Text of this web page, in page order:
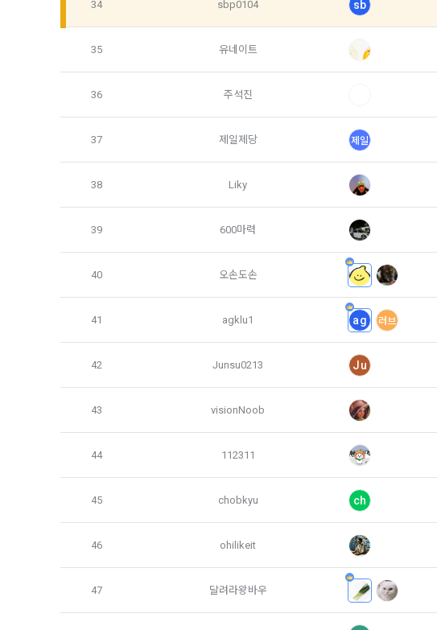
3. 서비스의 이용은 “회사”
제 8 조 (회원 정보 노출)
1. “회사”는 “인재회원”이 ‘
업회원”(채용 의뢰 기업)에게
에 동의한 것으로 간주하며
수 있다.
3. "회사"는 안정적인 서비
제 9 조 (구매신청 및 개인정
1. “회원”은 “사이트” 상에
가. 재화 및 서비스 등의 검색
나. 회원의 성명, 주소, 전화
다. 약관 내용, 청약철회권
라. 이 약관에 동의하고 위
마. 재화 및 서비스 등의 구
2. “사이트”가 제3자에게
인정보를 제공받는 자의 개
의 개인정보 보유 및 이용
5) 데이콘과 제휴한 외부
6) 기기정보와 같은 생성정
4. 수집한 개인정보의 이용
데이콘 및 데이콘 관련 제반
인터넷 이용환경 구축 등 아
회원 가입 의사의 확인, 이
콘텐츠 등 기존 서비스 제
석, 개인정보 및 관심에 기
등 신규 서비스 요소의 발굴
법령 및 데이콘 이용약관을
의 원활한 운영에 지장을
고지사항 전달, 분쟁조정을
보를 이용합니다.
유료 서비스 제공에 따르는
이용합니다.
이벤트 정보 및 참여기회
니다.
서비스 이용기록과 접속 빈
34 sbp0104 sb
35 유네이트
36 주석진
37 제일제당 제일
38 Liky
39 600마력
40 오손도손
41 agklu1 ag 러브
42 Junsu0213 Ju
43 visionNoob
44 112311
45 chobkyu ch
46 ohilikeit
47 달려라왕바우